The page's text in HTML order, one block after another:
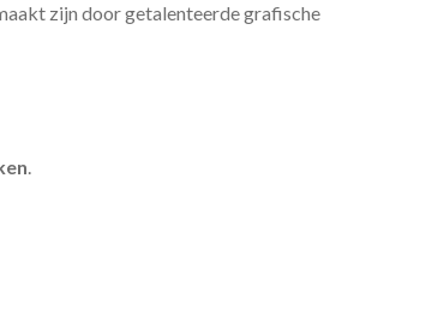
zijn door getalenteerde grafische
.